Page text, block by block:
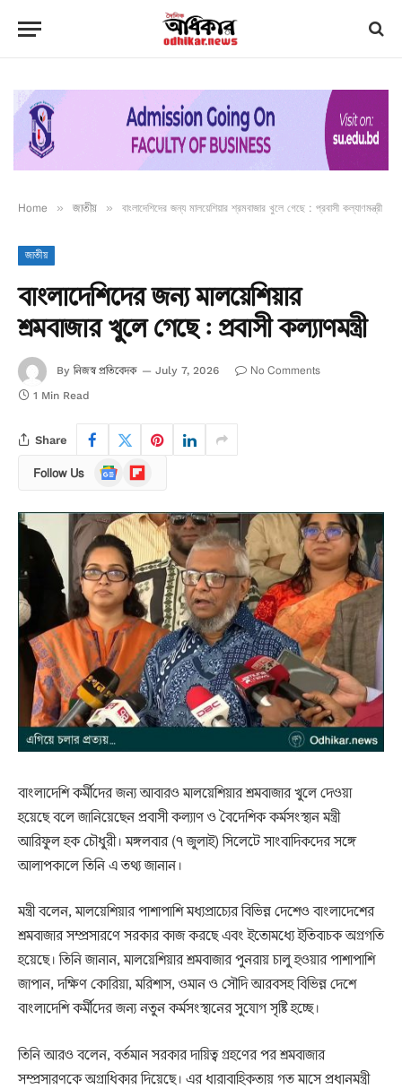
Home » জাতীয় » বাংলাদেশিদের জন্য মালয়েশিয়ার শ্রমবাজার খুলে গেছে : প্রবাসী কল্যাণমন্ত্রী
জাতীয়
বাংলাদেশিদের জন্য মালয়েশিয়ার
শ্রমবাজার খুলে গেছে : প্রবাসী কল্যাণমন্ত্রী
By নিজস্ব প্রতিবেদক July 7, 2026 No Comments
1 Min Read
Share
Follow Us
Google
News
Flipboard
বাংলাদেশি কর্মীদের জন্য আবারও মালয়েশিয়ার শ্রমবাজার খুলে দেওয়া
হয়েছে বলে জানিয়েছেন প্রবাসী কল্যাণ ও বৈদেশিক কর্মসংস্থান মন্ত্রী
আরিফুল হক চৌধুরী। মঙ্গলবার (৭ জুলাই) সিলেটে সাংবাদিকদের সঙ্গে
আলাপকালে তিনি এ তথ্য জানান।
মন্ত্রী বলেন, মালয়েশিয়ার পাশাপাশি মধ্যপ্রাচ্যের বিভিন্ন দেশেও বাংলাদেশের
শ্রমবাজার সম্প্রসারণে সরকার কাজ করছে এবং ইতোমধ্যে ইতিবাচক অগ্রগতি
হয়েছে। তিনি জানান, মালয়েশিয়ার শ্রমবাজার পুনরায় চালু হওয়ার পাশাপাশি
জাপান, দক্ষিণ কোরিয়া, মরিশাস, ওমান ও সৌদি আরবসহ বিভিন্ন দেশে
বাংলাদেশি কর্মীদের জন্য নতুন কর্মসংস্থানের সুযোগ সৃষ্টি হচ্ছে।
তিনি আরও বলেন, বর্তমান সরকার দায়িত্ব গ্রহণের পর শ্রমবাজার
সম্প্রসারণকে অগ্রাধিকার দিয়েছে। এর ধারাবাহিকতায় গত মাসে প্রধানমন্ত্রী